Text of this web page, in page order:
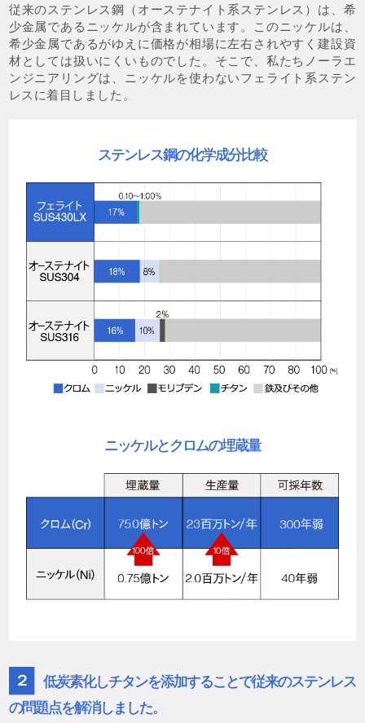
従来のステンレス鋼（オーステナイト系ステンレス）は、希
少金属であるニッケルが含まれています。このニッケルは、
希少金属であるがゆえに価格が相場に左右されやすく建設資
材としては扱いにくいものでした。そこで、私たちノーラエ
ンジニアリングは、ニッケルを使わないフェライト系ステン
レスに着目しました。
ステンレス鋼の化学成分比較
ニッケルとクロムの埋蔵量
２
低炭素化しチタンを添加することで従来のステンレス
の問題点を解消しました。